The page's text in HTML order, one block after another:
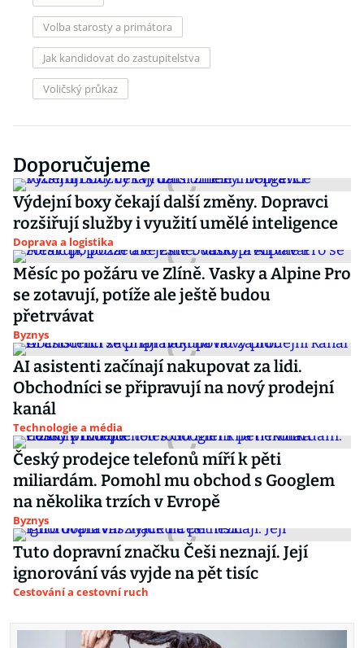
Volba starosty a primátora
Jak kandidovat do zastupitelstva
Voličský průkaz
Doporučujeme
Výdejní boxy čekají další změny. Dopravci
rozšiřují služby i využití umělé inteligence
Doprava a logistika
Měsíc po požáru ve Zlíně. Vasky a Alpine Pro
se zotavují, potíže ale ještě budou
přetrvávat
Byznys
AI asistenti začínají nakupovat za lidi.
Obchodníci se připravují na nový prodejní
kanál
Technologie a média
Český prodejce telefonů míří k pěti
miliardám. Pomohl mu obchod s Googlem
na několika trzích v Evropě
Byznys
Tuto dopravní značku Češi neznají. Její
ignorování vás vyjde na pět tisíc
Cestování a cestovní ruch